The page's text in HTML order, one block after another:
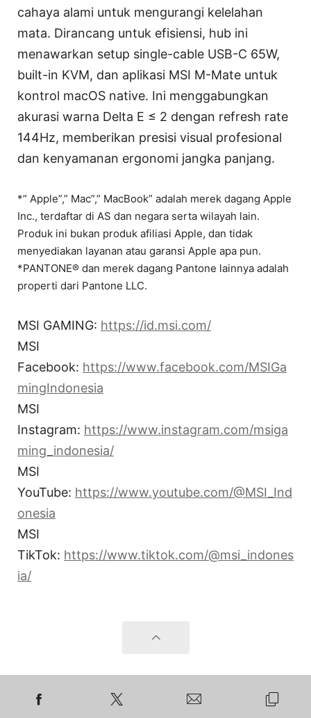
cahaya alami untuk mengurangi kelelahan
mata. Dirancang untuk efisiensi, hub ini
menawarkan setup single-cable USB-C 65W,
built-in KVM, dan aplikasi MSI M-Mate untuk
kontrol macOS native. Ini menggabungkan
akurasi warna Delta E ≤ 2 dengan refresh rate
144Hz, memberikan presisi visual profesional
dan kenyamanan ergonomi jangka panjang.
*” Apple”,” Mac”,” MacBook” adalah merek dagang Apple
Inc., terdaftar di AS dan negara serta wilayah lain.
Produk ini bukan produk afiliasi Apple, dan tidak
menyediakan layanan atau garansi Apple apa pun.
*PANTONE® dan merek dagang Pantone lainnya adalah
properti dari Pantone LLC.
MSI GAMING: https://id.msi.com/
MSI
Facebook: https://www.facebook.com/MSIGa
mingIndonesia
MSI
Instagram: https://www.instagram.com/msiga
ming_indonesia/
MSI
YouTube: https://www.youtube.com/@MSI_Ind
onesia
MSI
TikTok: https://www.tiktok.com/@msi_indones
ia/